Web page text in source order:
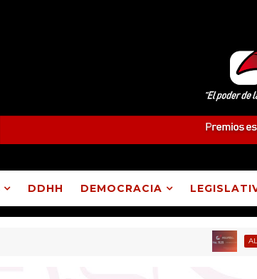
DDHH DEMOCRACIA
AL DÍA